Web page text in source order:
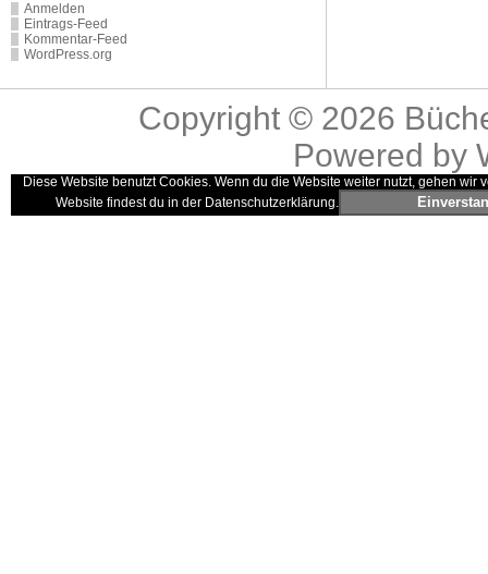
Anmelden
Eintrags-Feed
Kommentar-Feed
WordPress.org
Copyright © 2026
Powered by
Diese Website benutzt Cookies. Wenn du die Website weiter nutzt, gehen
Website findest du in der Datenschutzerklärung.